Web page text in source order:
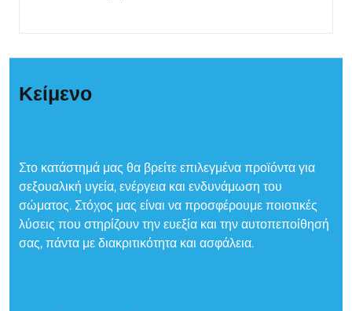
Κείμενο
Στο κατάστημά μας θα βρείτε επιλεγμένα προϊόντα για
σεξουαλική υγεία, ενέργεια και ενδυνάμωση του
σώματος. Στόχος μας είναι να προσφέρουμε ποιοτικές
λύσεις που στηρίζουν την ευεξία και την αυτοπεποίθησή
σας, πάντα με διακριτικότητα και ασφάλεια.